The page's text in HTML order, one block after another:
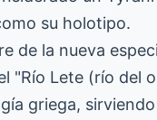
su holotipo.
de la nueva
"Río Lete (río del
griega,